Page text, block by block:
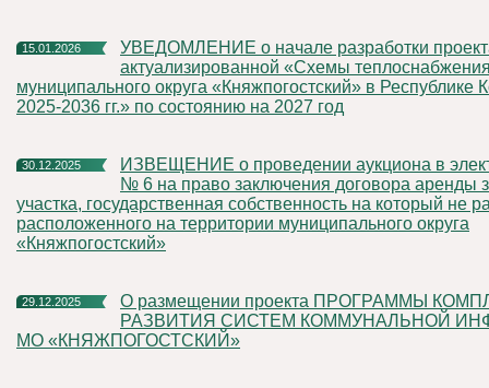
15.01.2026
УВЕДОМЛЕНИЕ о начале разработки проекта
актуализированной «Схемы
муниципального округа «Княжпогостский» в Республике
2025-2036 гг.» по состоянию на 2027 год
30.12.2025
ИЗВЕЩЕНИЕ о проведении аукциона в электронной форме
№ 6 на право заключения договора аренды
участка, государственная собственность на который не
расположенного на территории муниципального округа
«Княжпогостский»
29.12.2025
о размещении проекта ПРОГРАММЫ КОМПЛЕКСНОГО
РАЗВИТИЯ СИСТЕМ КОММУНАЛЬНОЙ
МО «КНЯЖПОГОСТСКИЙ»